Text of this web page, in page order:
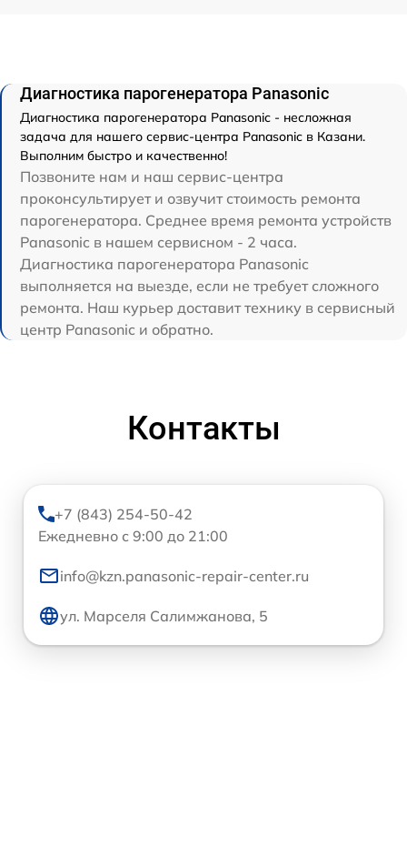
Диагностика парогенератора Panasonic
Диагностика парогенератора Panasonic - несложная
задача для нашего сервис-центра Panasonic в Казани.
Выполним быстро и качественно!
Позвоните нам и наш сервис-центра
проконсультирует и озвучит стоимость ремонта
парогенератора. Среднее время ремонта устройств
Panasonic в нашем сервисном - 2 часа.
Диагностика парогенератора Panasonic
выполняется на выезде, если не требует сложного
ремонта. Наш курьер доставит технику в сервисный
центр Panasonic и обратно.
Контакты
+7 (843) 254-50-42
Ежедневно с 9:00 до 21:00
info@kzn.panasonic-repair-center.ru
ул. Марселя Салимжанова, 5